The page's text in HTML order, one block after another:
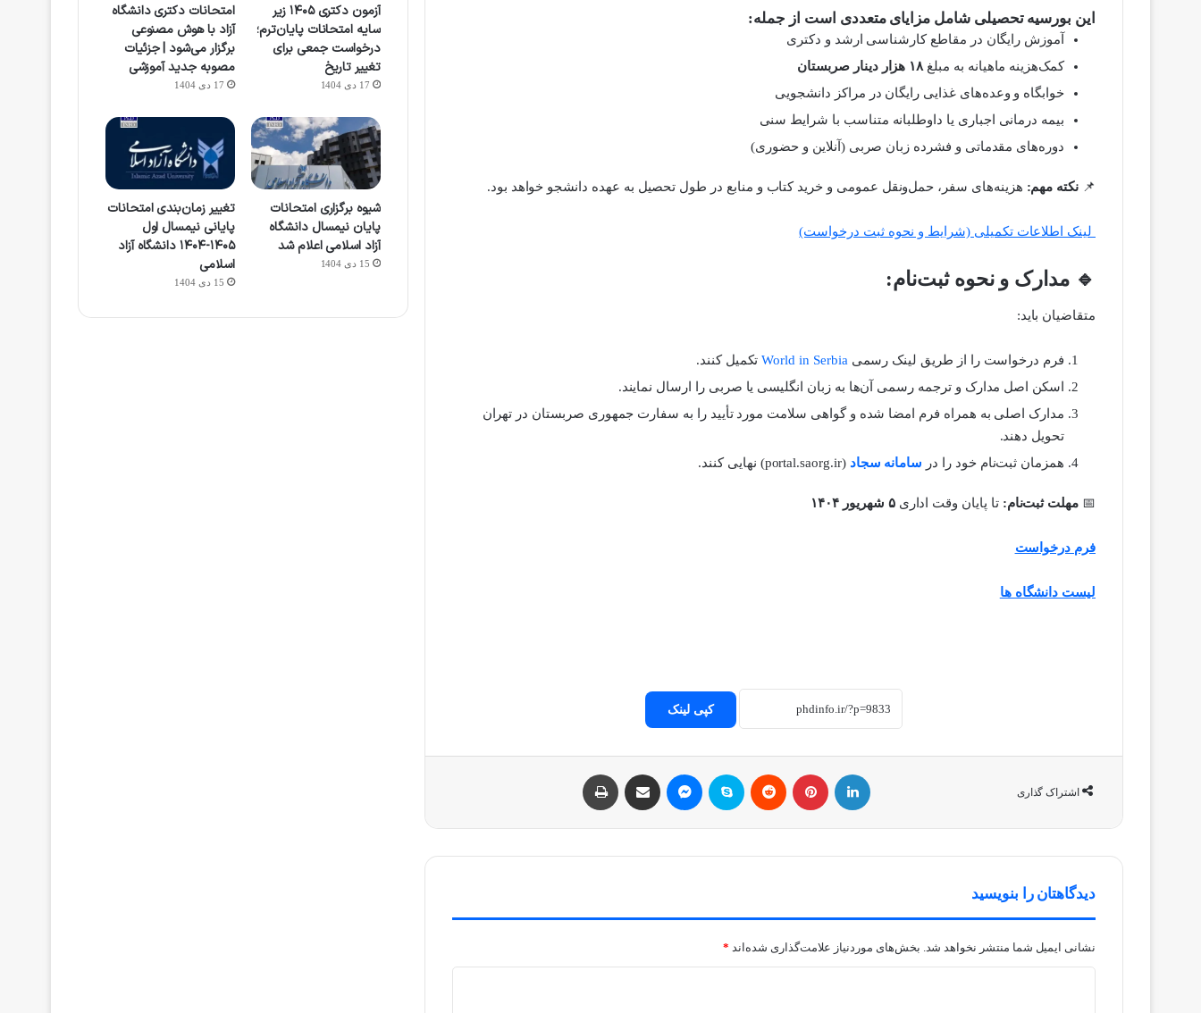
این بورسیه تحصیلی شامل مزایای متعددی است از جمله:
آموزش رایگان در مقاطع کارشناسی ارشد و دکتری
کمک‌هزینه ماهیانه به مبلغ۱۸ هزار دینار صربستان
خوابگاه و وعده‌های غذایی رایگان در مراکز دانشجویی
بیمه درمانی اجباری یا داوطلبانه متناسب با شرایط سنی
دوره‌های مقدماتی و فشرده زبان صربی (آنلاین و حضوری)
📌 نکته مهم: هزینه‌های سفر، حمل‌ونقل عمومی و خرید کتاب و منابع در طول تحصیل به عهده دانشجو خواهد بود.
لینک اطلاعات تکمیلی (شرایط و نحوه ثبت درخواست)
🔹 مدارک و نحوه ثبت‌نام:
متقاضیان باید:
فرم درخواست را از طریق لینک رسمی World in Serbiaتکمیل کنند.
اسکن اصل مدارک و ترجمه رسمی آن‌ها به زبان انگلیسی یا صربی را ارسال نمایند.
مدارک اصلی به همراه فرم امضا شده و گواهی سلامت مورد تأیید را به سفارت جمهوری صربستان در تهران
تحویل دهند.
همزمان ثبت‌نام خود را در سامانه سجاد (portal.saorg.ir) نهایی کنند.
📅 مهلت ثبت‌نام: تا پایان وقت اداری۵ شهریور ۱۴۰۴
فرم درخواست
لیست دانشگاه ها
کپی لینک
اشتراک گذاری
دیدگاهتان را بنویسید
نشانی ایمیل شما منتشر نخواهد شد. بخش‌های موردنیاز علامت‌گذاری شده‌اند *
آزمون دکتری ۱۴۰۵ زیر
سایه امتحانات پایان‌ترم؛
درخواست جمعی برای
تغییر تاریخ
17 دی 1404
امتحانات دکتری دانشگاه
آزاد با هوش مصنوعی
برگزار می‌شود | جزئیات
مصوبه جدید آموزشی
17 دی 1404
شیوه برگزاری امتحانات
پایان نیمسال دانشگاه
آزاد اسلامی اعلام شد
15 دی 1404
تغییر زمان‌بندی امتحانات
پایانی نیمسال اول
۱۴۰۵-۱۴۰۴ دانشگاه آزاد
اسلامی
15 دی 1404